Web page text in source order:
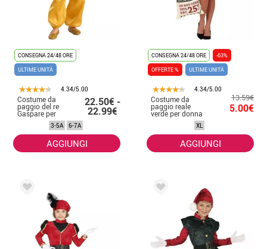
CONSEGNA 24/48 ORE
ULTIME UNITÀ
4.34/5.00
Costume da
paggio del re
Gaspare per
bambino
22.50€ -
22.99€
3-5A 6-7A
AGGIUNGI
CONSEGNA 24/48 ORE
-63%
OFFERTE %
ULTIME UNITÀ
4.34/5.00
Costume da
paggio reale
verde per donna
13.59€
5.00€
XL
AGGIUNGI